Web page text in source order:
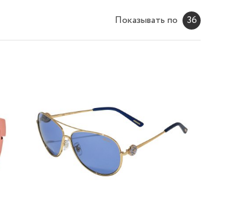
Показывать по 36